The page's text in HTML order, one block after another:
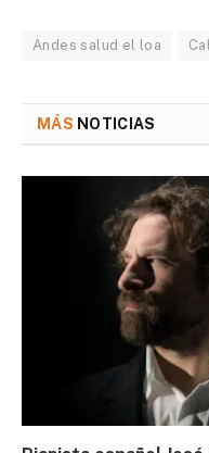
Andes salud el loa
MÁS NOTICIAS